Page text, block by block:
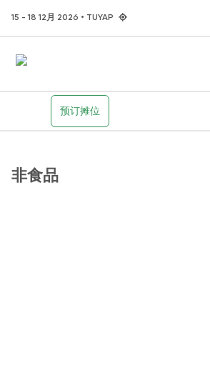
15 - 18 12月 2026 • TUYAP
预订摊位
非食品